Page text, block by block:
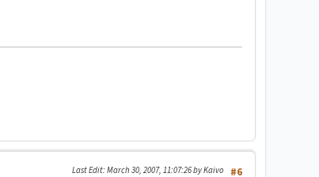
#6
Last Edit: March 30, 2007, 11:07:26 by Kaivo